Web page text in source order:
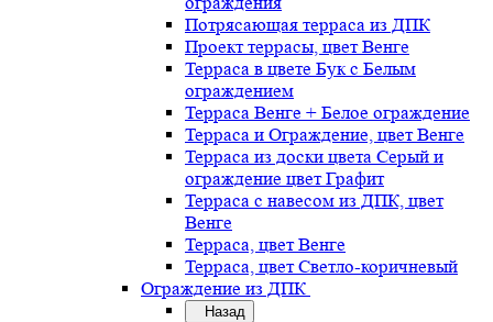
Потрясающая терраса из ДПК
Проект террасы, цвет Венге
Терраса в цвете Бук с Белым
ограждением
Терраса Венге + Белое ограждение
Терраса и Ограждение, цвет Венге
Терраса из доски цвета Серый и
ограждение цвет Графит
Терраса с навесом из ДПК, цвет
Венге
Терраса, цвет Венге
Терраса, цвет Светло-коричневый
Ограждение из ДПК
Назад